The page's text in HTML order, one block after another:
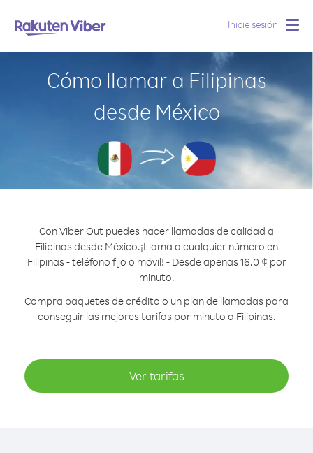
Inicie sesión
Cómo llamar a Filipinas
desde México
Con Viber Out puedes hacer llamadas de calidad a
Filipinas desde México.¡Llama a cualquier número en
Filipinas - teléfono fijo o móvil! - Desde apenas 16.0 ¢ por
minuto.
Compra paquetes de crédito o un plan de llamadas para
conseguir las mejores tarifas por minuto a Filipinas.
Ver tarifas